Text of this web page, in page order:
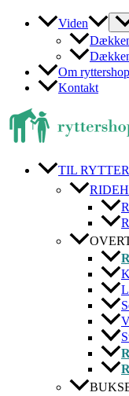
Viden
Om
Kontakt
TIL RYTTER